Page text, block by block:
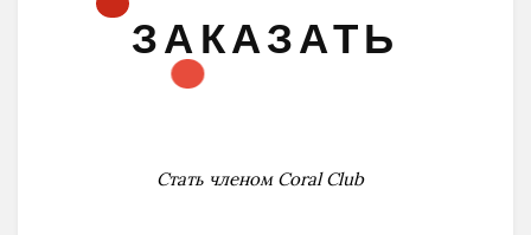
ЗАКАЗАТЬ
Стать членом Coral Club